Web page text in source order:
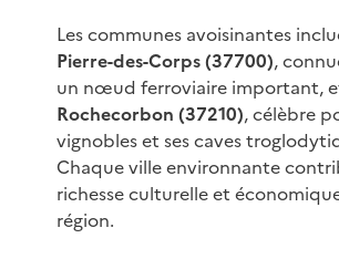
Les communes avoisinantes
Pierre-des-Corps (37700),
un nœud ferroviaire important,
Rochecorbon (37210), célèbre
vignobles et ses caves
Chaque ville environnante
richesse culturelle et
région.